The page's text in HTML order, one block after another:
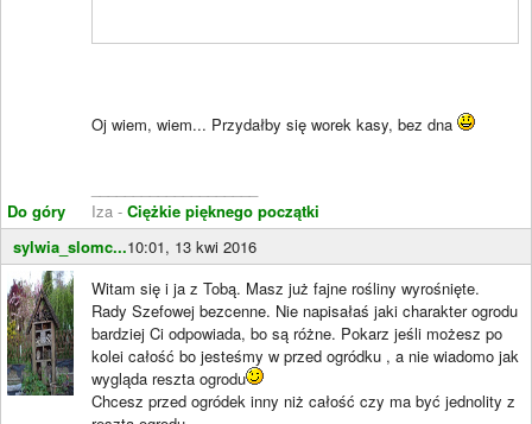
Do góry
Oj wiem, wiem... Przydałby się worek kasy, bez dna
Iza - Ciężkie pięknego początki
sylwia_slomc...10:01, 13 kwi 2016
Witam się i ja z Tobą. Masz już fajne rośliny wyrośnięte.
Rady Szefowej bezcenne. Nie napisałaś jaki charakter ogrodu
bardziej Ci odpowiada, bo są różne. Pokarz jeśli możesz po
kolei całość bo jesteśmy w przed ogródku , a nie wiadomo jak
wygląda reszta ogrodu
Chcesz przed ogródek inny niż całość czy ma być jednolity z